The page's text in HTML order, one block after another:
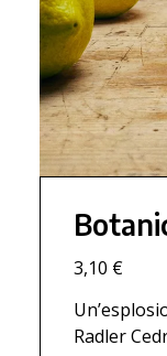
3,10 €
Radler